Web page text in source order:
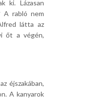
ki. Lázasan
A rabló nem
látta az
őt a végén,
éjszakában,
A kanyarok